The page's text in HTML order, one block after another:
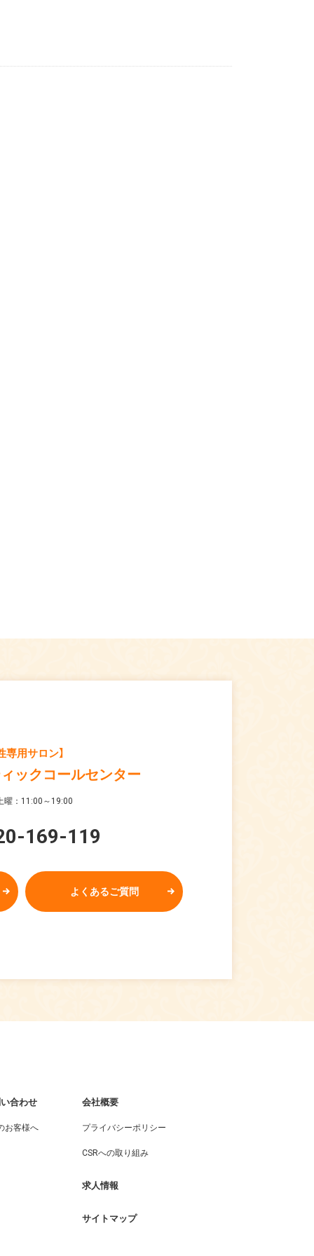
専用サロン】
ックコールセンター
曜：11:00～19:00
169-119
よくあるご質問
合わせ
お客様へ
会社概要
プライバシーポリシー
CSRへの取り組み
求人情報
サイトマップ